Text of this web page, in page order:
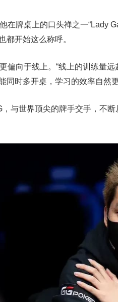
在牌桌上的口头禅之一“Lady
都开始这么称呼。
偏向于线上。“线上的训练量
同时多开桌，学习的效率自然
与世界顶尖的牌手交手，不